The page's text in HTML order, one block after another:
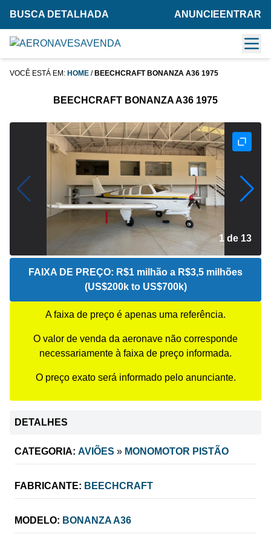
BUSCA DETALHADA ANUNCIE ENTRAR
VOCÊ ESTÁ EM: HOME / BEECHCRAFT BONANZA A36 1975
BEECHCRAFT BONANZA A36 1975
2 de 13
FAIXA DE PREÇO: R$1 milhão a R$3,5 milhões
(US$200k to US$700k)
A faixa de preço é apenas uma referência.
O valor de venda da aeronave não corresponde
necessariamente à faixa de preço informada.
O preço exato será informado pelo anunciante.
DETALHES
CATEGORIA: AVIÕES » MONOMOTOR PISTÃO
FABRICANTE: BEECHCRAFT
MODELO: BONANZA A36